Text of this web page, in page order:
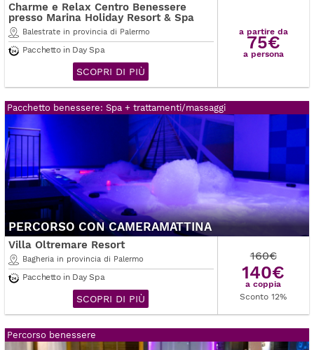
Charme e Relax Centro Benessere
presso Marina Holiday Resort & Spa
Balestrate in provincia di Palermo
Pacchetto in Day Spa
SCOPRI DI PIÙ
a partire da
75€
a persona
Pacchetto benessere: Spa + trattamenti/massaggi
PERCORSO CON CAMERAMATTINA
Villa Oltremare Resort
Bagheria in provincia di Palermo
Pacchetto in Day Spa
SCOPRI DI PIÙ
160€
140€
a coppia
Sconto 12%
Percorso benessere